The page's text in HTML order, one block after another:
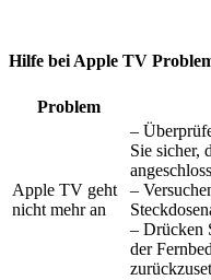
Hilfe bei Apple TV
Problem
Apple TV geht
nicht mehr an
–
Sie sicher,
–
– Drücken
der